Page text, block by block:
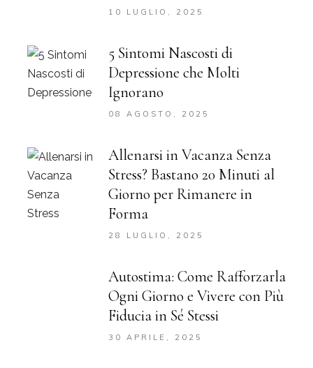
10 LUGLIO, 2025
5 Sintomi Nascosti di
Depressione che Molti
Ignorano
08 AGOSTO, 2025
Allenarsi in Vacanza Senza
Stress? Bastano 20 Minuti al
Giorno per Rimanere in
Forma
28 LUGLIO, 2025
Autostima: Come Rafforzarla
Ogni Giorno e Vivere con Più
Fiducia in Sé Stessi
30 APRILE, 2025